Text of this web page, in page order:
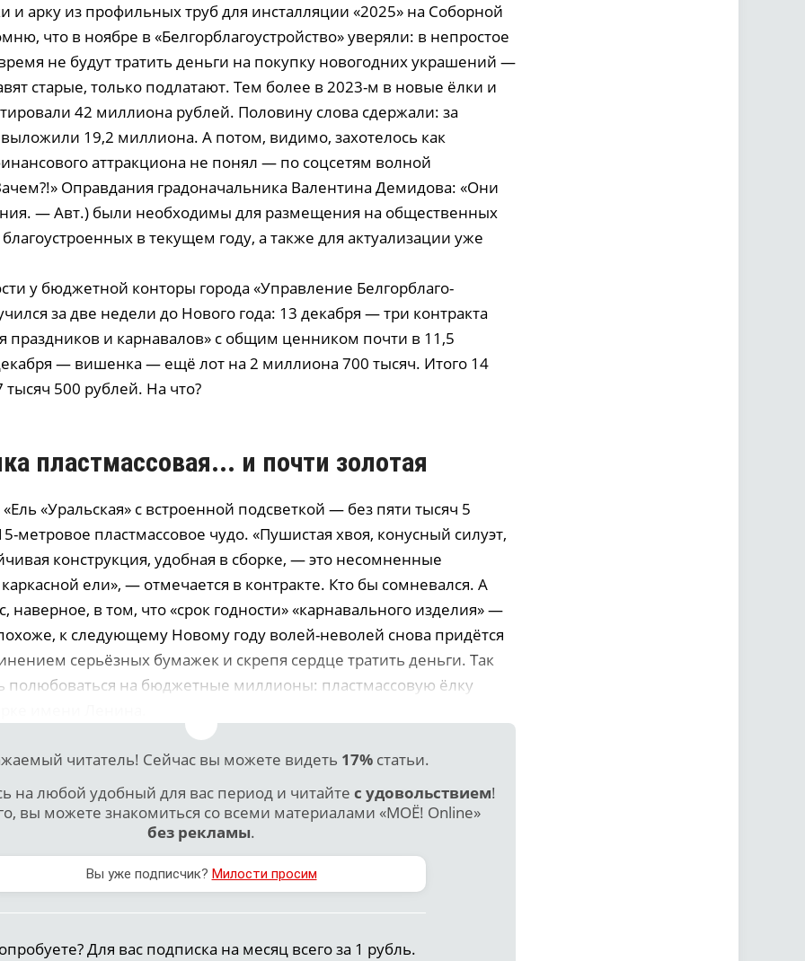
и арку из профильных труб для инсталляции «2025» на Соборной
что в ноябре в «Белгорблагоустройство» уверяли: в непростое
не будут тратить деньги на покупку новогодних украшений —
старые, только подлатают. Тем более в 2023-м в новые ёлки и
42 миллиона рублей. Половину слова сдержали: за
19,2 миллиона. А потом, видимо, захотелось как
аттракциона не понял — по соцсетям волной
Оправдания градоначальника Валентина Демидова: «Они
— Авт.) были необходимы для размещения на общественных
благоустроенных в текущем году, а также для актуализации уже
у бюджетной конторы города «Управление Белгорблаго­
за две недели до Нового года: 13 декабря — три контракта
праздников и карнавалов» с общим ценником почти в 11,5
— вишенка — ещё лот на 2 миллиона 700 тысяч. Итого 14
500 рублей. На что?
пластмассовая... и почти золотая
«Уральская» с встроенной подсветкой — без пяти тысяч 5
метровое пластмассовое чудо. «Пушистая хвоя, конусный силуэт,
конструкция, удобная в сборке, — это несомненные
ели», — отмечается в контракте. Кто бы сомневался. А
наверное, в том, что «срок годности» «карнавального изделия» —
к следующему Новому году волей-неволей снова придётся
серьёзных бумажек и скрепя сердце тратить деньги. Так
полюбоваться на бюджетные миллионы: пластмассовую ёлку
читатель! Сейчас вы можете видеть 17%статьи.
на любой удобный для вас период и читайте с удовольствием!
вы можете знакомиться со всеми материалами «МОЁ! Online»
без рекламы.
Вы уже подписчик? Милости просим
Для вас подписка на месяц всего за 1 рубль.